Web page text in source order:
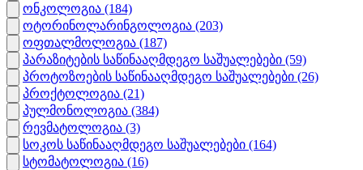
ონკოლოგია (184)
ოტორინოლარინგოლოგია (203)
ოფთალმოლოგია (187)
პარაზიტების საწინააღმდეგო საშუალებები (59)
პროტოზოების საწინააღმდეგო საშუალებები (26)
პროქტოლოგია (21)
პულმონოლოგია (384)
რევმატოლოგია (3)
სოკოს საწინააღმდეგო საშუალებები (164)
სტომატოლოგია (16)